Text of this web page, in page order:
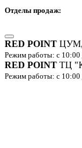
Отделы продаж:
RED POINT ЦУМ,
Режим работы: с
RED POINT ТЦ
Режим работы: с